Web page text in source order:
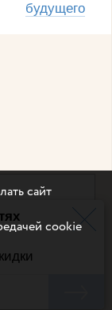
будущего
сайт
cookie